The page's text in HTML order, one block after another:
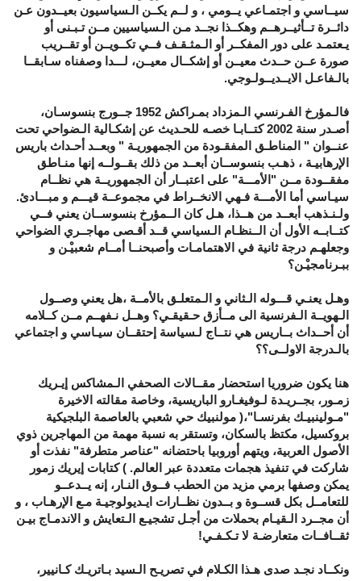
سيــاسي و اجتمـاعي يــومي ، و لــم يكــن الـسياسيون بعيــدون عـن
دائــرة تــأثيــرهــم وهكــذا نجــد مـن الـسياسيين مــن تـبـنى أو
يـعتمـد على دور المفكــر أو الـمثـقـف فــي تكــويــن أو تقــريب
صورة عــن حــدث معيــن أو إشكــال معيــن، لـــدا وصفناه سـابقــا
بالـفاعـل الايــديــولـوجي.
فالـمؤرخ الفـرنسي الـمزداد بمـراكش 1952 جــورج بنسوسـان،
أصـدر سنة 2002 كتــابـا خصـه للحـديث عن إشكـالية الـضواحي تحت
عنــوان " المناطـق المفقـودة من الجمهوريـة " وبعــد أحـداث باريس
الإرهابيـة ، ذهـب بنسوســان أبعــد من ذلك بقــولــه إنها منـاطق
مفقــودة مــن "الأمـــة" على اعتبــار أن الجمهوريــة هي نظــام
سيـاسي أما الأمـــة فـهي الانخــراط في مجموعــة قيـــم و مبـــادئ.
ولـنـذهب أبعــد من هــذا، هـل كان الــمؤرخ بنسوســان يعني فــي
كتــابــه الأول أن الــنظـام الـسياسي قــد أقـصى مهاجــري الضواحي
وجعلهـم درجة ثانية في الاهتمامـات وأصبحنــا أمــام شعبيْـن و
ببـرنامجيْـن؟
وهـل يعنـي قـــوله الـثاني و الـمتعلـق بالأمــة ،هل يعني وصــول
الـهويــة الـفرنسية الى مــأزق حـقيقـي؟ وهــل نـفهــم مــن كــلامه
أن أحــداث بــاريس هي نتــاج لـسياسة إحتقــان سيـاسي و اجتماعي
بالـدرجة الاولــى؟؟
هنا يكون ضروريا استحضار مقــالات الصحفي الـمشاكس إيـريك
زمـور، بجــريـدة لـوفيغـارو الباريسية، وخاصة مقالته الاخيرة
"مـولينبيـك بفرنسـا"،( مولنبيك حي شعبي بالعاصمة البلجيكية
بروكسيل، مكتظ بالسكان، وتستقر به نسبة مهمة من المهاجرين ذوي
الأصول العربية، ويتهم أوروبيا باحتضانه "عناصر متطرفة" نفذت أو
شاركت في تنفيذ هجمات متعددة عبر العالم. ) كتابات إيريك زمور
يمكن وصفها برمي مزيد من الحطب فــوق النـار، إنه يــدعــو
للتعامــل بكل قســوة و بــدون نظــارات ايـديولوجيـة مـع الإرهـاب ، و
أن مجــرد الـقيـام بحملات من أجـل تشجيـع الـتعايش و الاندمـاج بيـن
ثقــافــات متعارضـة لا تـكـفـي!
ونكــاد نجـد صدى هـذا الكـلام في تصريـح الـسيد بـاتريـك كـانيير،